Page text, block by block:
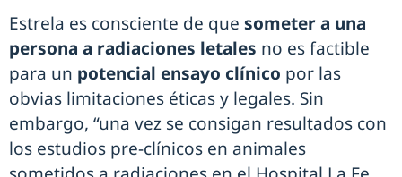
Estrela es consciente de que someter a una
persona a radiaciones letales no es factible
para un potencial ensayo clínico por las
obvias limitaciones éticas y legales. Sin
embargo, “una vez se consigan resultados con
los estudios pre-clínicos en animales